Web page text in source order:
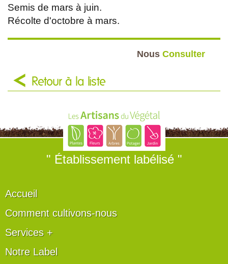
Semis de mars à juin.
Récolte d'octobre à mars.
Nous Consulter
Retour à la liste
" Établissement labélisé "
Accueil
Comment cultivons-nous
Services +
Notre Label